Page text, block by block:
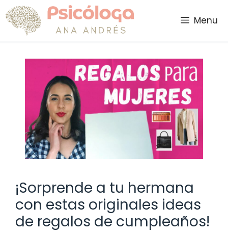
Saltar
al
contenido
Menu
¡Sorprende a tu hermana
con estas originales ideas
de regalos de cumpleaños!